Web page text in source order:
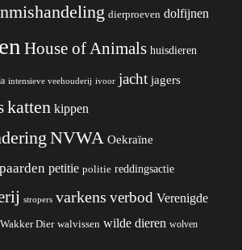
dierproeven dolfijnen
House of Animals huisdieren
intensieve veehouderij ivoor jacht jagers
katten kippen
NVWA Oekraïne
paarden petitie politie reddingsactie
stropers varkens verbod Verenigde
Wakker Dier walvissen wilde dieren wolven